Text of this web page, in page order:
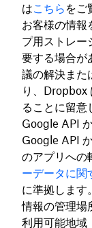
はこちら をご
お客様の情報
プ用ストレー
要する場合が
議の解決また
り、Dropbox
ることに留意
Google API
Google API
のアプリへの
ーデータに関
に準拠します。
情報の管理場
利用可能地域